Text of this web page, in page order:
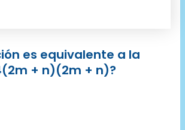
es equivalente a la
+ n)(2m + n)?